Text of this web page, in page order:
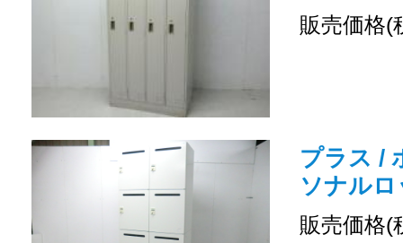
販売価格(
プラス /
ソナル
販売価格(